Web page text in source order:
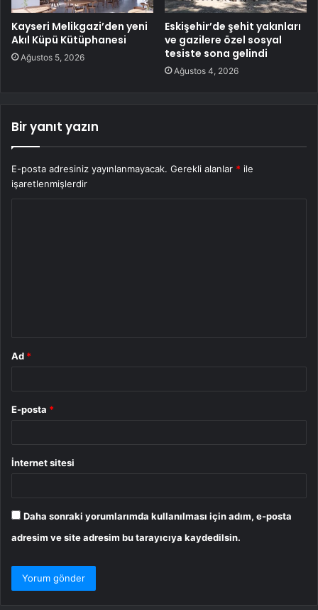
Kayseri Melikgazi’den yeni
Akıl Küpü Kütüphanesi
Ağustos 5, 2026
Eskişehir’de şehit yakınları
ve gazilere özel sosyal
tesiste sona gelindi
Ağustos 4, 2026
Bir yanıt yazın
E-posta adresiniz yayınlanmayacak. Gerekli alanlar * ile
işaretlenmişlerdir
Ad *
E-posta *
İnternet sitesi
Daha sonraki yorumlarımda kullanılması için adım, e-posta
adresim ve site adresim bu tarayıcıya kaydedilsin.